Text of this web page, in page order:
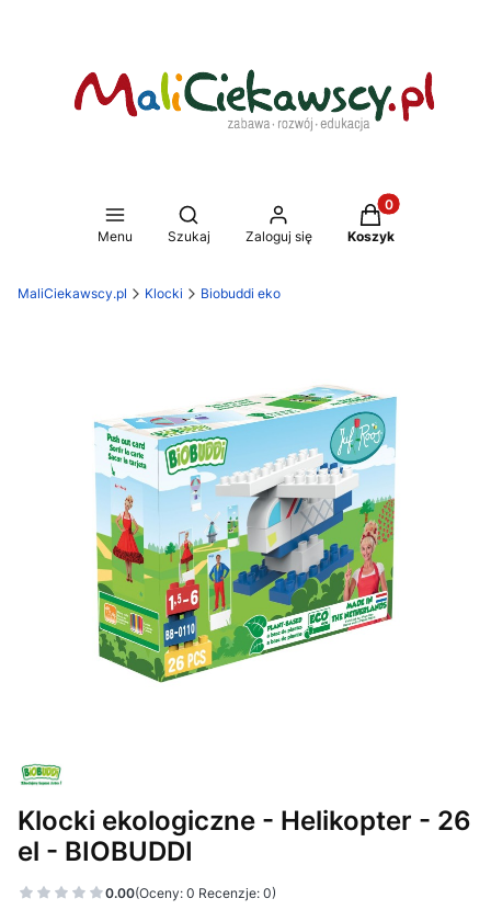
Menu
Otwórz wyszukiwarkę
Szukaj Zaloguj się
Produkty w
Koszyk
MaliCiekawscy.pl Klocki Biobuddi eko
Klocki ekologiczne - Helikopter - 26
el - BIOBUDDI
0.00(Oceny: 0 Recenzje: 0)